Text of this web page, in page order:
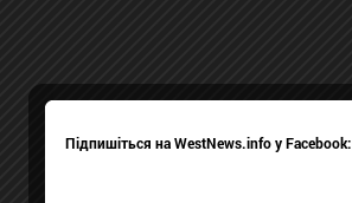
Підпишіться на WestNews.info у Facebook: